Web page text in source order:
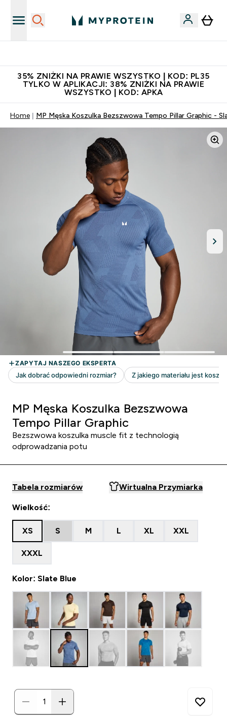
35% ZNIŻKI NA PRAWIE WSZYSTKO | KOD: PL35
TYLKO W APLIKACJI: 38% ZNIŻKI NA PRAWIE
WSZYSTKO | KOD: APKA
Home MP Męska Koszulka Bezszwowa Tempo Pillar Graphic -
MP Męska Koszulka Bezszwowa
Tempo Pillar Graphic
Bezszwowa koszulka muscle fit z technologią
odprowadzania potu
Tabela rozmiarów Wirtualna Przymiarka
Wielkość:
XS S M L XL XXL
XXXL
Kolor: Slate Blue